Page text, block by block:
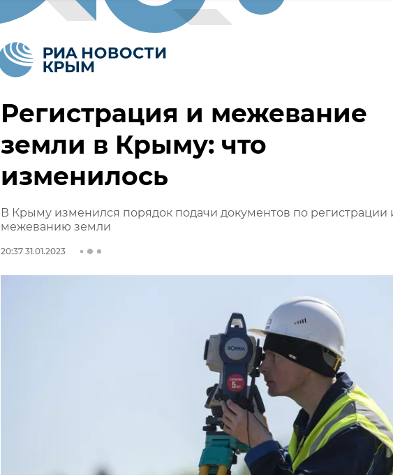
Регистрация и межевание
земли в Крыму: что
изменилось
В Крыму изменился порядок подачи документов по регистрации
межеванию земли
20:37 31.01.2023